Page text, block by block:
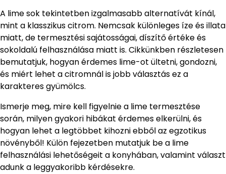
A lime sok tekintetben izgalmasabb alternatívát kínál,
mint a klasszikus citrom. Nemcsak különleges íze és illata
miatt, de termesztési sajátosságai, díszítő értéke és
sokoldalú felhasználása miatt is. Cikkünkben részletesen
bemutatjuk, hogyan érdemes lime-ot ültetni, gondozni,
és miért lehet a citromnál is jobb választás ez a
karakteres gyümölcs.
Ismerje meg, mire kell figyelnie a lime termesztése
során, milyen gyakori hibákat érdemes elkerülni, és
hogyan lehet a legtöbbet kihozni ebből az egzotikus
növényből! Külön fejezetben mutatjuk be a lime
felhasználási lehetőségeit a konyhában, valamint választ
adunk a leggyakoribb kérdésekre.